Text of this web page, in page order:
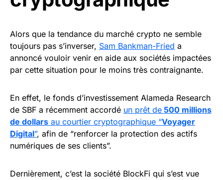
Alors que la tendance du marché crypto ne semble
toujours pas s’inverser, Sam Bankman-Fried a
annoncé vouloir venir en aide aux sociétés impactées
par cette situation pour le moins très contraignante.
En effet, le fonds d’investissement Alameda Research
de SBF a récemment accordé un prêt de 500 millions
de dollars au courtier cryptographique “Voyager
Digital”, afin de “renforcer la protection des actifs
numériques de ses clients”.
Dernièrement, c’est la société BlockFi qui s’est vue